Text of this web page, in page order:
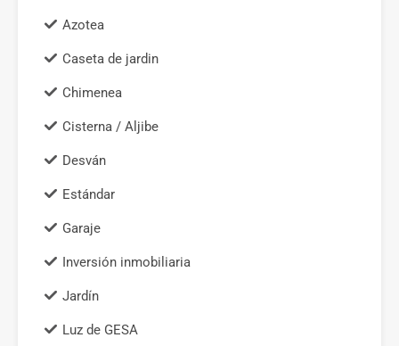
Azotea
Caseta de jardin
Chimenea
Cisterna / Aljibe
Desván
Estándar
Garaje
Inversión inmobiliaria
Jardín
Luz de GESA